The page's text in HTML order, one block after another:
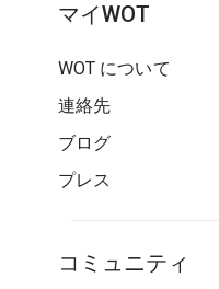
マイWOT
WOT について
連絡先
ブログ
プレス
コミュニティ